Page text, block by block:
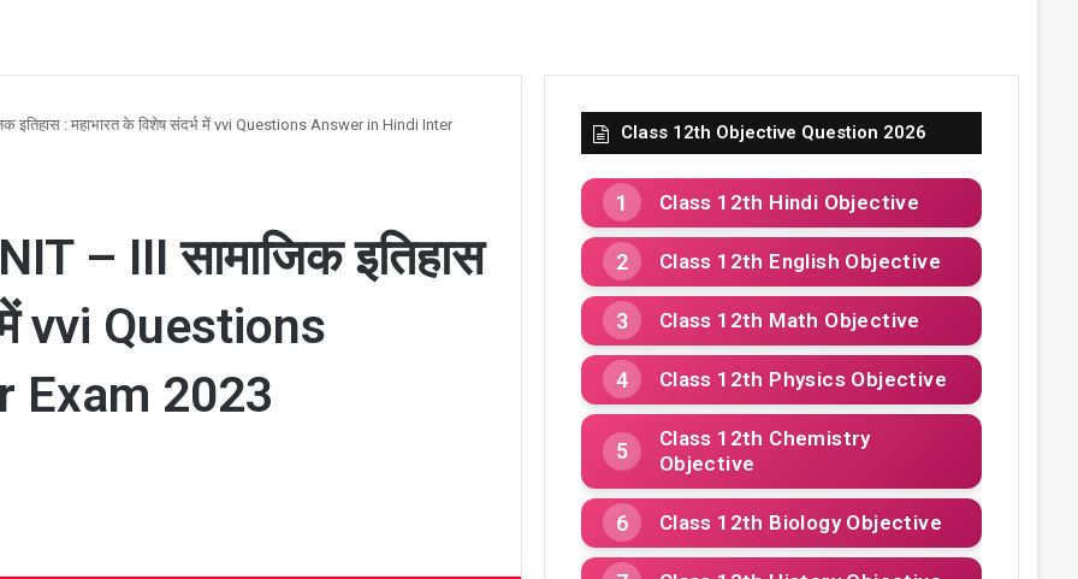
इतिहास : महाभारत के विशेष संदर्भ में vvi Questions Answer in Hindi Inter
– III सामाजिक इतिहास
में vvi Questions
Exam 2023
Class 12th Objective Question 2026
Class 12th Hindi Objective
Class 12th English Objective
Class 12th Math Objective
Class 12th Physics Objective
Class 12th Chemistry
Objective
Class 12th Biology Objective